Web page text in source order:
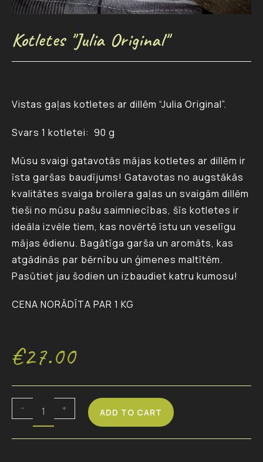
Kotletes "Julia Original"
Vistas gaļas kotletes ar dillēm “Julia Original”.
Svars 1 kotletei: 90 g
Mūsu svaigi gatavotās mājas kotletes ar dillēm ir
īsta garšas baudījums! Gatavotas no augstākās
kvalitātes svaiga broilera gaļas un svaigām dillēm
tieši no mūsu pašu saimniecības, šīs kotletes ir
ideāla izvēle tiem, kas novērtē īstu un veselīgu
mājas ēdienu. Bagātīga garša un aromāts, kas
atgādinās par bērnību un ģimenes maltītēm.
Pasūtiet jau šodien un izbaudiet katru kumosu!
CENA NORĀDĪTA PAR 1 KG
€27.00
- + ADD TO CART